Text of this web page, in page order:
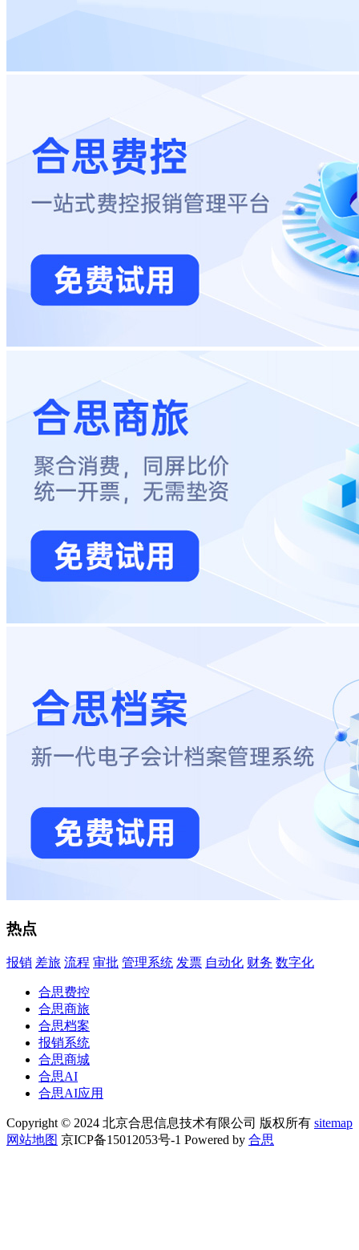
热点
报销 差旅 流程 审批 管理系统 发票 自动化 财务 数字化
合思费控
合思商旅
合思档案
报销系统
合思商城
合思AI
合思AI应用
Copyright © 2024 北京合思信息技术有限公司 版权所有 sitemap
网站地图 京ICP备15012053号-1 Powered by 合思